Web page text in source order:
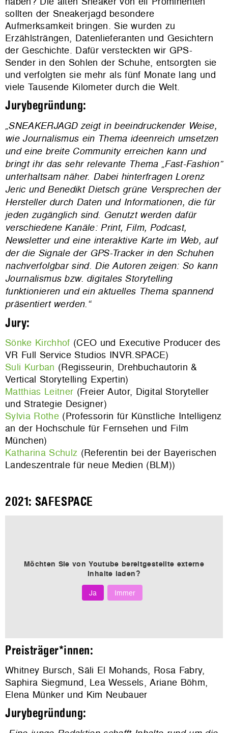
sollten der Sneakerjagd besondere
Aufmerksamkeit bringen. Sie wurden zu
Erzählsträngen, Datenlieferanten und Gesichtern
der Geschichte. Dafür versteckten wir GPS-
Sender in den Sohlen der Schuhe, entsorgten sie
und verfolgten sie mehr als fünf Monate lang und
viele Tausende Kilometer durch die Welt.
Jurybegründung:
„SNEAKERJAGD zeigt in beeindruckender Weise,
wie Journalismus ein Thema ideenreich umsetzen
und eine breite Community erreichen kann und
bringt ihr das sehr relevante Thema „Fast-Fashion”
unterhaltsam näher. Dabei hinterfragen Lorenz
Jeric und Benedikt Dietsch grüne Versprechen der
Hersteller durch Daten und Informationen, die für
jeden zugänglich sind. Genutzt werden dafür
verschiedene Kanäle: Print, Film, Podcast,
Newsletter und eine interaktive Karte im Web, auf
der die Signale der GPS-Tracker in den Schuhen
nachverfolgbar sind. Die Autoren zeigen: So kann
Journalismus bzw. digitales Storytelling
funktionieren und ein aktuelles Thema spannend
präsentiert werden.“
Jury:
Sönke Kirchhof (CEO und Executive Producer des
VR Full Service Studios INVR.SPACE)
Suli Kurban (Regisseurin, Drehbuchautorin &
Vertical Storytelling Expertin)
Matthias Leitner (Freier Autor, Digital Storyteller
und Strategie Designer)
Sylvia Rothe (Professorin für Künstliche Intelligenz
an der Hochschule für Fernsehen und Film
München)
Katharina Schulz (Referentin bei der Bayerischen
Landeszentrale für neue Medien (BLM))
2021: SAFESPACE
Möchten Sie vonYoutube bereitgestellte externe
Inhalte laden?
Ja Immer
Preisträger*innen:
Whitney Bursch, Säli El Mohands, Rosa Fabry,
Saphira Siegmund, Lea Wessels, Ariane Böhm,
Elena Münker und Kim Neubauer
Jurybegründung: